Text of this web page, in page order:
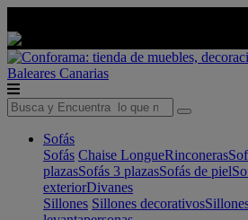
Baleares Canarias
Sofás
Sofás Chaise LongueRinconeras
plazasSofás 3 plazasSofás de piel
exteriorDivanes
Sillones Sillones decorativos